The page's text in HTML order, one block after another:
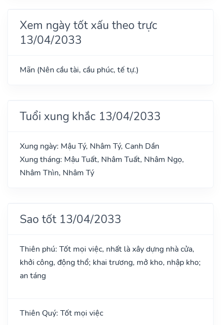
Xem ngày tốt xấu theo trực
13/04/2033
Mãn (Nên cầu tài, cầu phúc, tế tự.)
Tuổi xung khắc 13/04/2033
Xung ngày: Mậu Tý, Nhâm Tý, Canh Dần
Xung tháng: Mậu Tuất, Nhâm Tuất, Nhâm Ngọ,
Nhâm Thìn, Nhâm Tý
Sao tốt 13/04/2033
Thiên phú: Tốt mọi việc, nhất là xây dựng nhà cửa,
khởi công, động thổ; khai trương, mở kho, nhập kho;
an táng
Thiên Quý: Tốt mọi việc